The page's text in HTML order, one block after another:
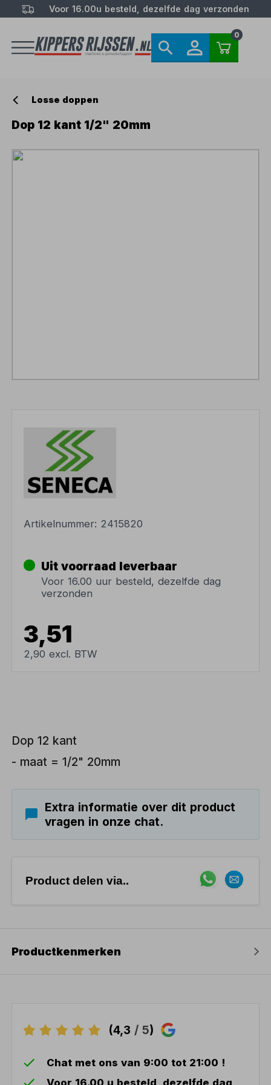
Voor 16.00u besteld, dezelfde dag verzonden
0
Losse doppen
Dop 12 kant 1/2" 20mm
Artikelnummer: 2415820
Uit voorraad leverbaar
Voor 16.00 uur besteld, dezelfde dag
verzonden
3,51
2,90 excl. BTW
Dop 12 kant
- maat = 1/2" 20mm
Extra informatie over dit product
vragen in onze chat.
Product delen via..
Productkenmerken
(4,3 / 5)
Chat met ons van 9:00 tot 21:00 !
Voor 16.00 u besteld, dezelfde dag